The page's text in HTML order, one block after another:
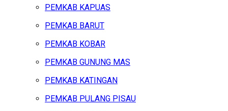
PEMKAB KAPUAS
PEMKAB BARUT
PEMKAB KOBAR
PEMKAB GUNUNG MAS
PEMKAB KATINGAN
PEMKAB PULANG PISAU